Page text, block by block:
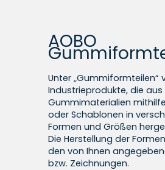
AOBO
Unter „Gummiformteilen“
Industrieprodukte, die aus
Gummimaterialien
oder Schablonen in
Formen und Größen
Die Herstellung der
den von Ihnen
bzw. Zeichnungen.